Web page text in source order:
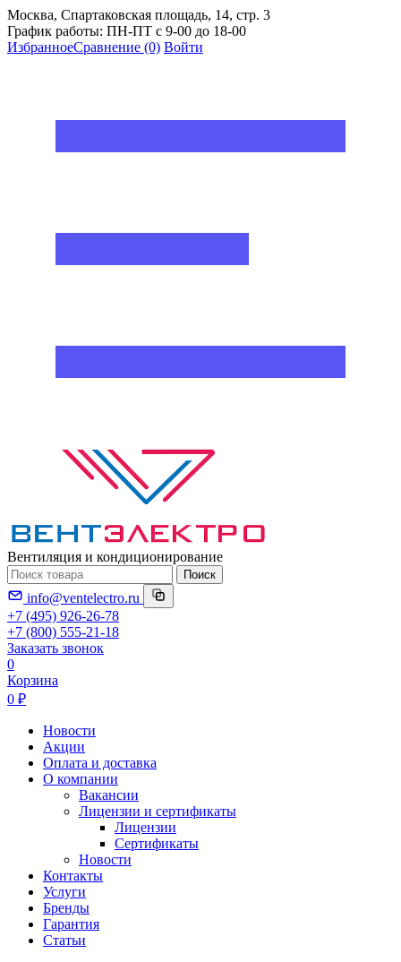
Москва, Спартаковская площадь, 14, стр. 3
График работы: ПН-ПТ с 9-00 до 18-00
ИзбранноеСравнение (0) Войти
Вентиляция и кондиционирование
Поиск
info@ventelectro.ru
+7 (495) 926-26-78
+7 (800) 555-21-18
Заказать звонок
0
Корзина
0 ₽
Новости
Акции
Оплата и доставка
О компании
Вакансии
Лицензии и сертификаты
Лицензии
Сертификаты
Новости
Контакты
Услуги
Бренды
Гарантия
Статьи